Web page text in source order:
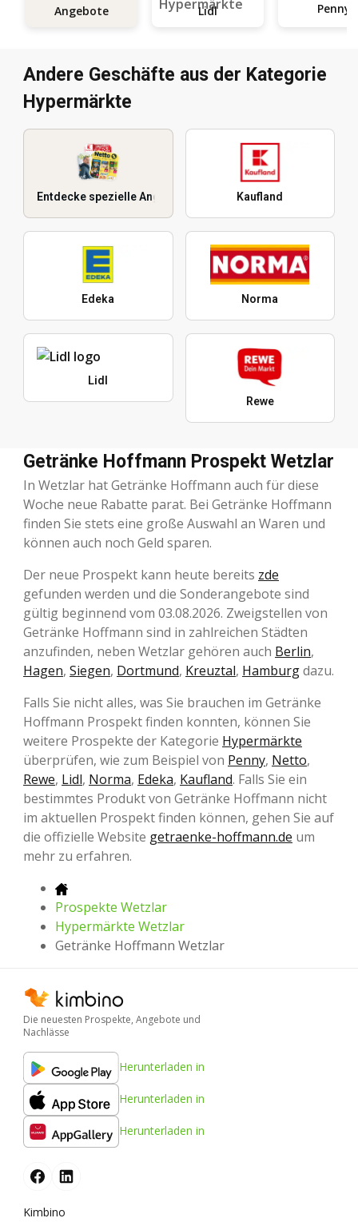
Angebote Lidl Penny
Andere Geschäfte aus der Kategorie
Hypermärkte
Entdecke spezielle Angebote Kaufland
Edeka Norma
Lidl
Rewe
Getränke Hoffmann Prospekt Wetzlar
In Wetzlar hat Getränke Hoffmann auch für diese
Woche neue Rabatte parat. Bei Getränke Hoffmann
finden Sie stets eine große Auswahl an Waren und
können auch noch Geld sparen.
Der neue Prospekt kann heute bereits zde
gefunden werden und die Sonderangebote sind
gültig beginnend vom 03.08.2026. Zweigstellen von
Getränke Hoffmann sind in zahlreichen Städten
anzufinden, neben Wetzlar gehören auch Berlin,
Hagen, Siegen, Dortmund, Kreuztal, Hamburgdazu.
Falls Sie nicht alles, was Sie brauchen im Getränke
Hoffmann Prospekt finden konnten, können Sie
weitere Prospekte der Kategorie Hypermärkte
überprüfen, wie zum Beispiel von Penny, Netto,
Rewe, Lidl, Norma, Edeka, Kaufland. Falls Sie ein
bestimmtes Produkt von Getränke Hoffmann nicht
im aktuellen Prospekt finden können, gehen Sie auf
die offizielle Website getraenke-hoffmann.de um
mehr zu erfahren.
Prospekte Wetzlar
Hypermärkte Wetzlar
Getränke Hoffmann Wetzlar
Die neuesten Prospekte, Angebote und
Nachlässe
Herunterladen in
Herunterladen in
Herunterladen in
Kimbino